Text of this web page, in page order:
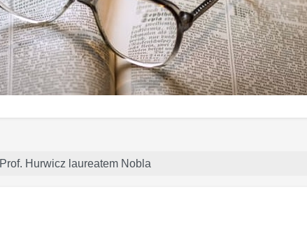
Prof. Hurwicz laureatem Nobla